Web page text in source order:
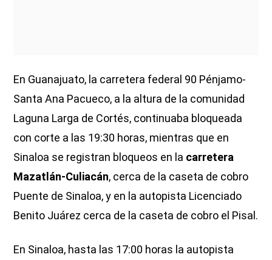
En Guanajuato, la carretera federal 90 Pénjamo-
Santa Ana Pacueco, a la altura de la comunidad
Laguna Larga de Cortés, continuaba bloqueada
con corte a las 19:30 horas, mientras que en
Sinaloa se registran bloqueos en la carretera
Mazatlán-Culiacán, cerca de la caseta de cobro
Puente de Sinaloa, y en la autopista Licenciado
Benito Juárez cerca de la caseta de cobro el Pisal.
En Sinaloa, hasta las 17:00 horas la autopista